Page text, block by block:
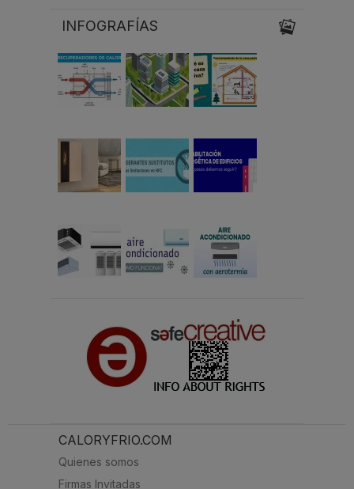
INFOGRAFÍAS
CALORYFRIO.COM
Quienes somos
Firmas Invitadas